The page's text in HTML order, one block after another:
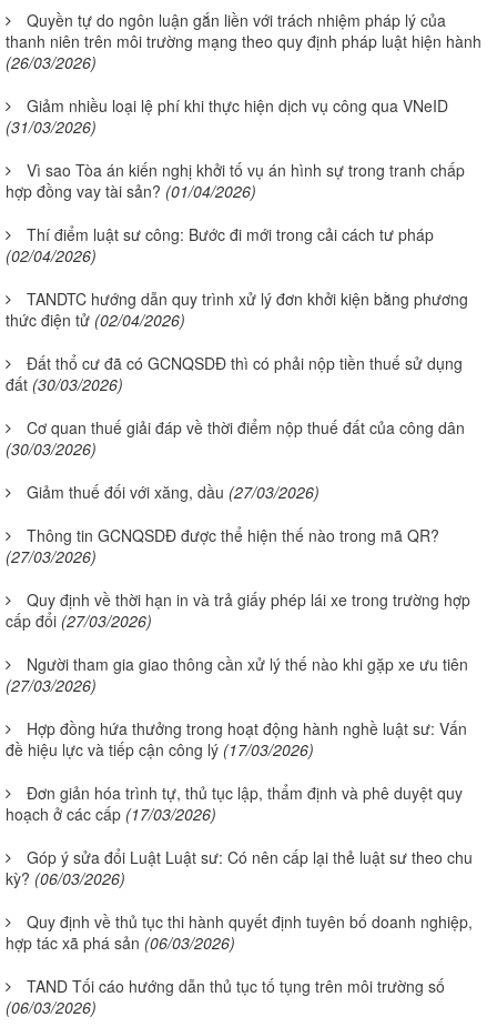
Quyền tự do ngôn luận gắn liền với trách nhiệm pháp lý của
thanh niên trên môi trường mạng theo quy định pháp luật hiện hành
(26/03/2026)
Giảm nhiều loại lệ phí khi thực hiện dịch vụ công qua VNeID
(31/03/2026)
Vì sao Tòa án kiến nghị khởi tố vụ án hình sự trong tranh chấp
hợp đồng vay tài sản? (01/04/2026)
Thí điểm luật sư công: Bước đi mới trong cải cách tư pháp
(02/04/2026)
TANDTC hướng dẫn quy trình xử lý đơn khởi kiện bằng phương
thức điện tử (02/04/2026)
Đất thổ cư đã có GCNQSDĐ thì có phải nộp tiền thuế sử dụng
đất (30/03/2026)
Cơ quan thuế giải đáp về thời điểm nộp thuế đất của công dân
(30/03/2026)
Giảm thuế đối với xăng, dầu (27/03/2026)
Thông tin GCNQSDĐ được thể hiện thế nào trong mã QR?
(27/03/2026)
Quy định về thời hạn in và trả giấy phép lái xe trong trường hợp
cấp đổi (27/03/2026)
Người tham gia giao thông cần xử lý thế nào khi gặp xe ưu tiên
(27/03/2026)
Hợp đồng hứa thưởng trong hoạt động hành nghề luật sư: Vấn
đề hiệu lực và tiếp cận công lý (17/03/2026)
Đơn giản hóa trình tự, thủ tục lập, thẩm định và phê duyệt quy
hoạch ở các cấp (17/03/2026)
Góp ý sửa đổi Luật Luật sư: Có nên cấp lại thẻ luật sư theo chu
kỳ? (06/03/2026)
Quy định về thủ tục thi hành quyết định tuyên bố doanh nghiệp,
hợp tác xã phá sản (06/03/2026)
TAND Tối cáo hướng dẫn thủ tục tố tụng trên môi trường số
(06/03/2026)